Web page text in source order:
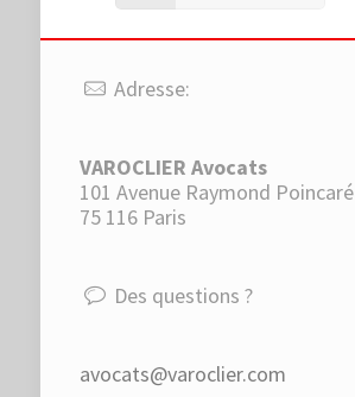
Adresse:
VAROCLIER Avocats
101 Avenue Raymond Poincaré
75 116 Paris
Des questions ?
avocats@varoclier.com